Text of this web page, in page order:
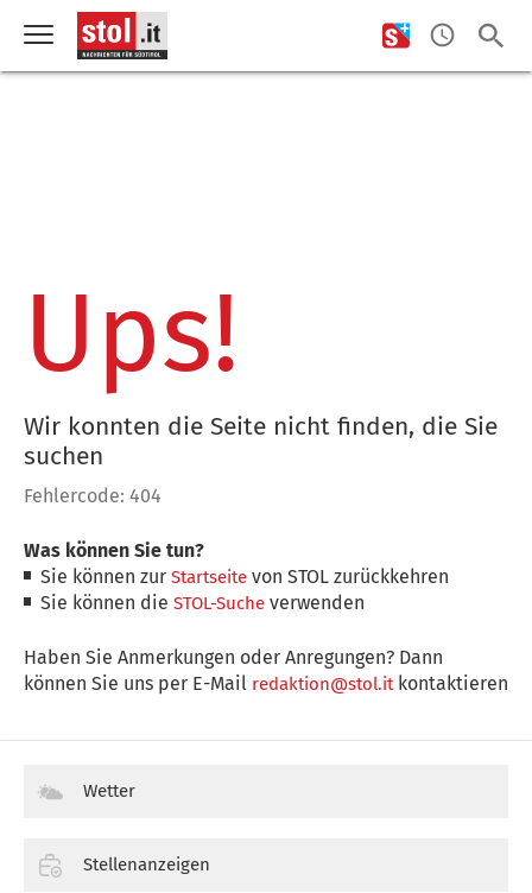
Ups!
Wir konnten die Seite nicht finden, die Sie
suchen
Fehlercode: 404
Was können Sie tun?
Sie können zurStartseite von STOL zurückkehren
Sie können dieSTOL-Suche verwenden
Haben Sie Anmerkungen oder Anregungen? Dann
können Sie uns per E-Mail redaktion@stol.itkontaktieren
Wetter
Stellenanzeigen